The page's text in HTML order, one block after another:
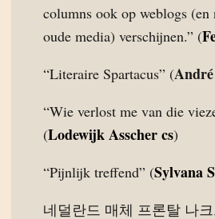
columns ook op weblogs
oude media) verschijnen.” (
“Literaire Spartacus” (
“Wie verlost me van die
(Lodewijk Asscher cs)
“Pijnlijk treffend” (Sylvana
네덜란드 매체 프론탈 나